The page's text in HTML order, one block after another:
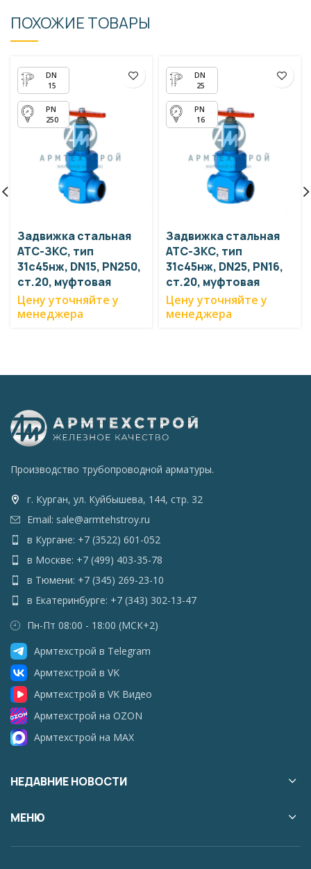
ПОХОЖИЕ ТОВАРЫ
15
250
Задвижка стальная
АТС-ЗКС, тип
31с45нж, DN15, PN250,
ст.20, муфтовая
Цену уточняйте у
менеджера
25
16
Задвижка стальная
АТС-ЗКС, тип
31с45нж, DN25, PN16,
ст.20, муфтовая
Цену уточняйте у
менеджера
Производство трубопроводной арматуры.
г. Курган, ул. Куйбышева, 144, стр. 32
Email: sale@armtehstroy.ru
в Кургане: +7 (3522) 601-052
в Москве: +7 (499) 403-35-78
в Тюмени: +7 (345) 269-23-10
в Екатеринбурге: +7 (343) 302-13-47
Пн-Пт 08:00 - 18:00 (МСК+2)
Армтехстрой в Telegram
Армтехстрой в VK
Армтехстрой в VK Видео
Армтехстрой на OZON
Армтехстрой на MAX
НЕДАВНИЕ НОВОСТИ
МЕНЮ